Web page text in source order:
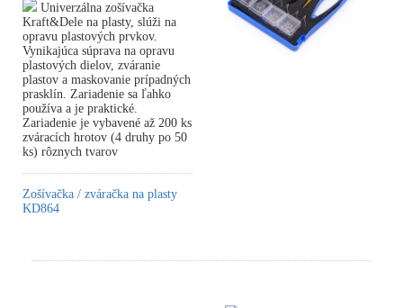
Univerzálna zošívačka
Kraft&Dele na plasty, slúži na
opravu plastových prvkov.
Vynikajúca súprava na opravu
plastových dielov, zváranie
plastov a maskovanie prípadných
prasklín. Zariadenie sa ľahko
používa a je praktické.
Zariadenie je vybavené až 200 ks
zváracích hrotov (4 druhy po 50
ks) rôznych tvarov
Zošívačka / zváračka na plasty
KD864